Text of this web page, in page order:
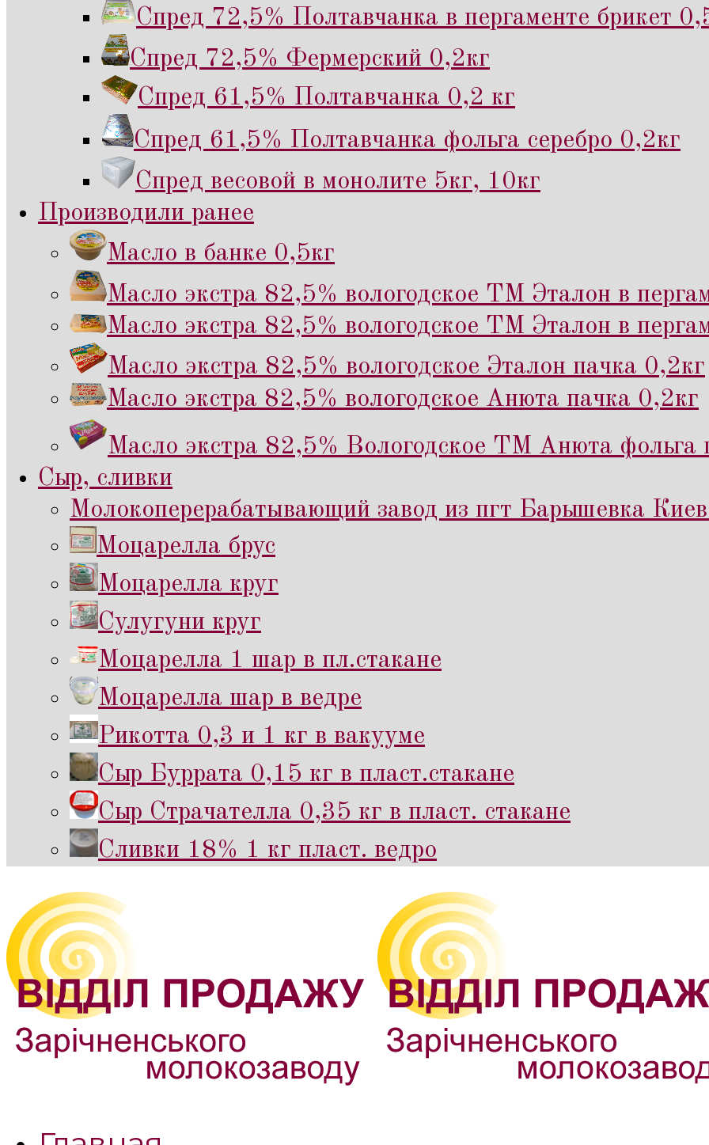
Спред 72,5% Полтавчанка в пергаменте брикет
Спред 72,5% Фермерский 0,2кг
Спред 61,5% Полтавчанка 0,2 кг
Спред 61,5% Полтавчанка фольга серебро 0,2кг
Спред весовой в монолите 5кг, 10кг
Производили ранее
Масло в банке 0,5кг
Масло экстра 82,5% вологодское ТМ Эталон в
Масло экстра 82,5% вологодское ТМ Эталон в
Масло экстра 82,5% вологодское Эталон пачка 0,2кг
Масло экстра 82,5% вологодское Анюта пачка 0,2кг
Масло экстра 82,5% Вологодское ТМ Анюта фольга
Сыр, сливки
Молокоперерабатывающий завод из пгт Барышевка
Моцарелла брус
Моцарелла круг
Сулугуни круг
Моцарелла 1 шар в пл.стакане
Моцарелла шар в ведре
Рикотта 0,3 и 1 кг в вакууме
Сыр Буррата 0,15 кг в пласт.стакане
Сыр Страчателла 0,35 кг в пласт. стакане
Сливки 18% 1 кг пласт. ведро